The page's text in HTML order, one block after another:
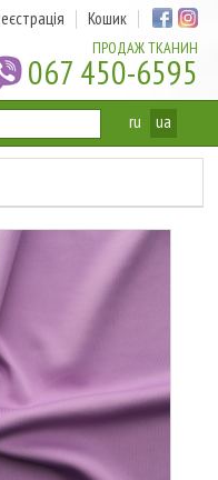
ПРОДАЖ ТКАНИН
067 450-6595
Кошик
ru ua